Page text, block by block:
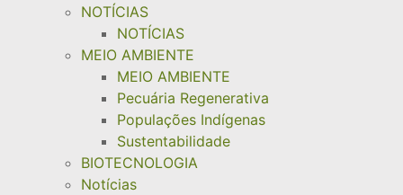
NOTÍCIAS
NOTÍCIAS
MEIO AMBIENTE
MEIO AMBIENTE
Pecuária Regenerativa
Populações Indígenas
Sustentabilidade
BIOTECNOLOGIA
Notícias